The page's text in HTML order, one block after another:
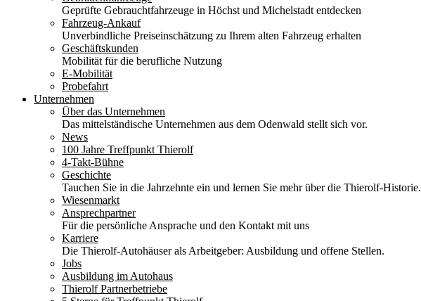
Geprüfte Gebrauchtfahrzeuge in Höchst und Michelstadt entdecken
Fahrzeug-Ankauf
Unverbindliche Preiseinschätzung zu Ihrem alten Fahrzeug erhalten
Geschäftskunden
Mobilität für die berufliche Nutzung
E-Mobilität
Probefahrt
Unternehmen
Über das Unternehmen
Das mittelständische Unternehmen aus dem Odenwald stellt sich vor.
News
100 Jahre Treffpunkt Thierolf
4-Takt-Bühne
Geschichte
Tauchen Sie in die Jahrzehnte ein und lernen Sie mehr über die Thierolf-Historie.
Wiesenmarkt
Ansprechpartner
Für die persönliche Ansprache und den Kontakt mit uns
Karriere
Die Thierolf-Autohäuser als Arbeitgeber: Ausbildung und offene Stellen.
Jobs
Ausbildung im Autohaus
Thierolf Partnerbetriebe